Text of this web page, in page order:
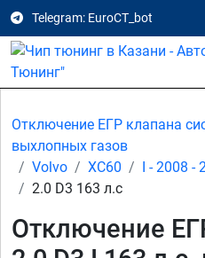
Telegram: EuroCT_bot
Отключение ЕГР клапана
выхлопных газов
Volvo
XC60 I - 2008 -
2.0 D3 163 л.с
Отключение